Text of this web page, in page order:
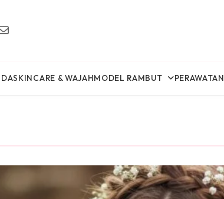
SKINCARE & WAJAHMODEL RAMBUT PERAWATAN